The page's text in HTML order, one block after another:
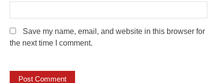
Save my name, email, and website in this browser for
the next time I comment.